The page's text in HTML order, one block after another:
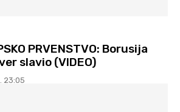
PRVENSTVO: Borusija
slavio (VIDEO)
23:05